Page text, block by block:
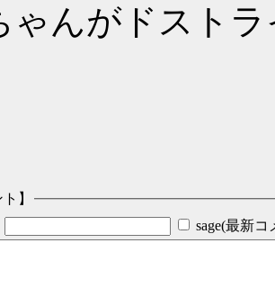
ゃんがドスト
】
sage(最新